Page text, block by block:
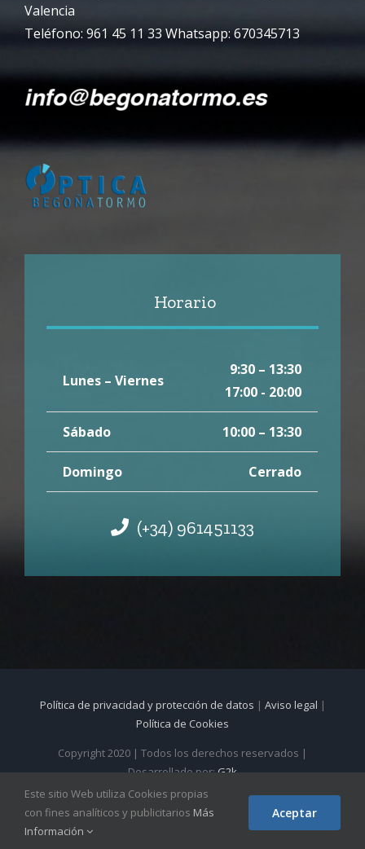
Valencia
Teléfono: 961 45 11 33 Whatsapp: 670345713
Horario
Lunes – Viernes
9:30 – 13:30
17:00 - 20:00
Sábado 10:00 – 13:30
Domingo Cerrado
(+34) 961451133
Política de privacidad y protección de datos | Aviso legal |
Política de Cookies
Copyright 2020 | Todos los derechos reservados |
Desarrollado por:G2k
FacebookInstagram
Este sitio Web utiliza Cookies propias
con fines analíticos y publicitarios Más
Información
Aceptar